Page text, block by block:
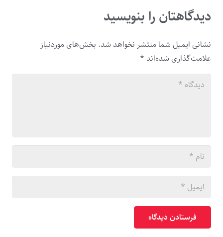
دیدگاهتان را بنویسید
نشانی ایمیل شما منتشر نخواهد شد. بخش‌های موردنیاز
علامت‌گذاری شده‌اند *
فرستادن دیدگاه